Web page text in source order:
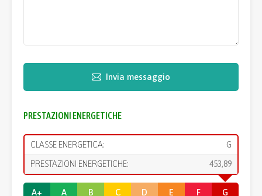
Invia messaggio
PRESTAZIONI ENERGETICHE
CLASSE ENERGETICA: G
PRESTAZIONI ENERGETICHE: 453,89
A+ A B C D E F G